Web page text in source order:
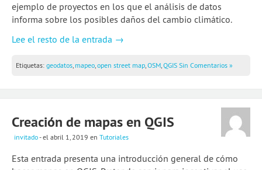
Únete a la comunidad
2a temporada de webinars
Experiencias
School of Data
ejemplo de proyectos en los que el análisis de datos
informa sobre los posibles daños del cambio climático.
Lee el resto de la entrada →
Etiquetas: geodatos, mapeo,open street map,OSM,QGIS Sin Comentarios »
Creación de mapas en QGIS
invitado- el abril 1, 2019 en Tutoriales
Esta entrada presenta una introducción general de cómo